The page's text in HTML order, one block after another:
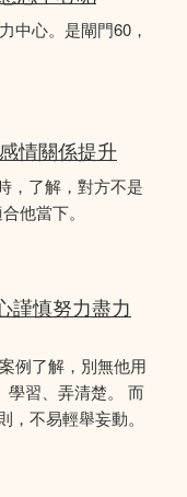
中心。是閘門60，
情關係提升
，了解，對方不是
他當下。
謹慎努力盡力
例了解，別無他用
學習、弄清楚。 而
，不易輕舉妄動。